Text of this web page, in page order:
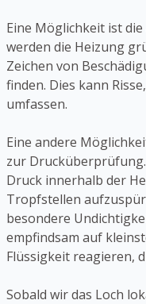
Eine Möglichkeit ist
werden die Heizung
Zeichen von
finden. Dies kann
umfassen.
Eine andere
zur
Druck innerhalb der
Tropfstellen
besondere
empfindsam auf
Flüssigkeit reagieren,
Sobald wir das Loch